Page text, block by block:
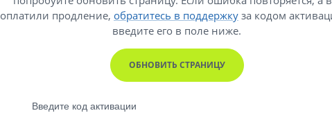
оплатили продление, обратитесь в поддержку за кодом
введите его в поле ниже.
ОБНОВИТЬ СТРАНИЦУ
Введите код активации